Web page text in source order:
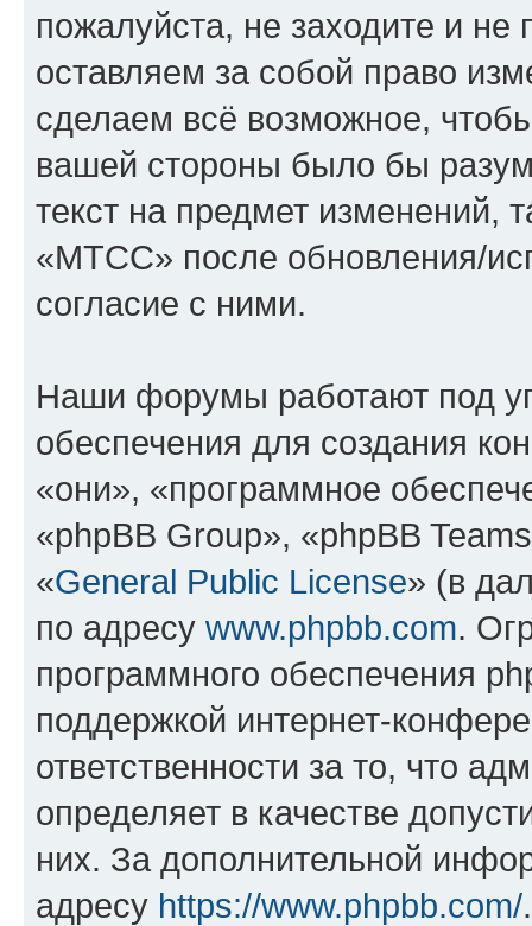
пожалуйста, не заходите и
оставляем за собой право
сделаем всё возможное,
вашей стороны было бы
текст на предмет изменений,
«МТСС» после обновления/
согласие с ними.
Наши форумы работают под
обеспечения для создания
«они», «программное
«phpBB Group», «phpBB
«General Public License» (в
по адресу www.phpbb.com.
программного обеспечения
поддержкой интернет-
ответственности за то, что
определяет в качестве
них. За дополнительной
адресу https://www.phpbb.com/.